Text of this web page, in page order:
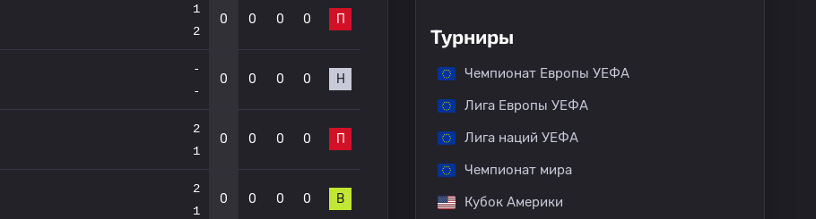
1
2
0 0 0 0 П
-
-
0 0 0 0 Н
2
1
0 0 0 0 П
2
1
0 0 0 0 В
Турниры
Чемпионат Европы УЕФА
Лига Европы УЕФА
Лига наций УЕФА
Чемпионат мира
Кубок Америки